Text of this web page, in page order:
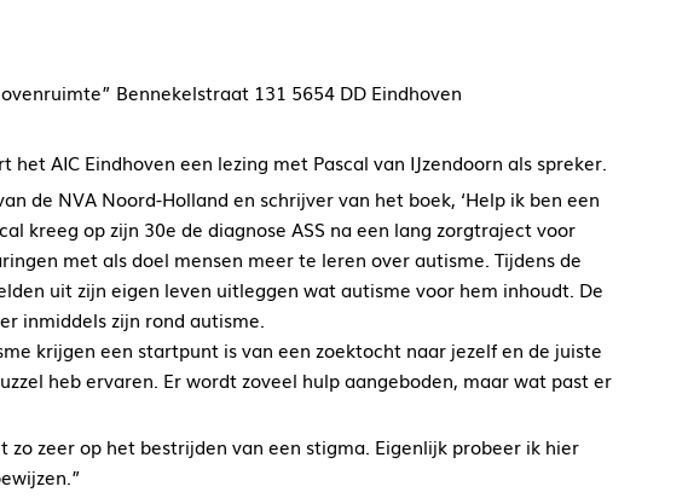
Bennekelstraat 131 5654 DD Eindhoven
AIC Eindhoven een lezing met Pascal van IJzendoorn als spreker.
de NVA Noord-Holland en schrijver van het boek, ‘Help ik ben een
kreeg op zijn 30e de diagnose ASS na een lang zorgtraject voor
met als doel mensen meer te leren over autisme. Tijdens de
uit zijn eigen leven uitleggen wat autisme voor hem inhoudt. De
inmiddels zijn rond autisme.
krijgen een startpunt is van een zoektocht naar jezelf en de juiste
heb ervaren. Er wordt zoveel hulp aangeboden, maar wat past er
zeer op het bestrijden van een stigma. Eigenlijk probeer ik hier